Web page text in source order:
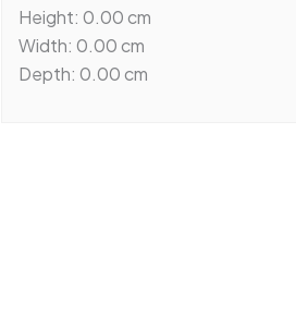
Height: 0.00 cm
Width: 0.00 cm
Depth: 0.00 cm